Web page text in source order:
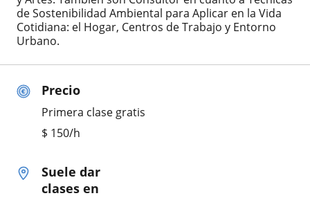
Precio
Primera clase gratis
$ 150/h
Suele dar
clases en
de Sostenibilidad Ambiental para Aplicar en la Vida
Cotidiana: el Hogar, Centros de Trabajo y Entorno
Urbano.